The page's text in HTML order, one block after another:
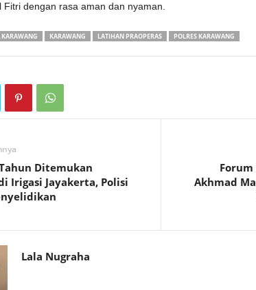
Fitri dengan rasa aman dan nyaman.
KARAWANG KARAWANG LATIHAN PRAOPERAS POLRES KARAWANG
Ditemukan
Irigasi Jayakerta, Polisi
Forum
Akhmad
Lala Nugraha